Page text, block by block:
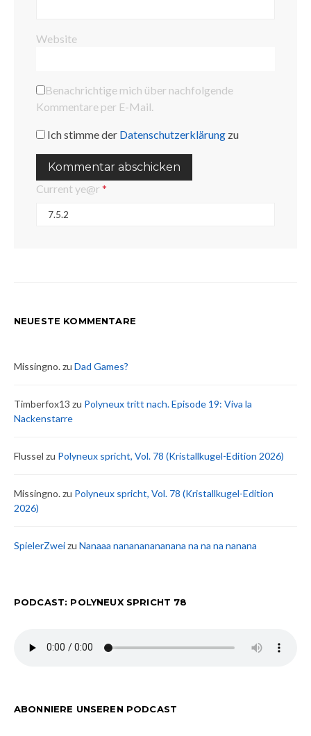
Website
Benachrichtige mich über nachfolgende
Kommentare per E-Mail.
Ich stimme der Datenschutzerklärung zu
Current ye@r *
NEUESTE KOMMENTARE
Missingno.zu Dad Games?
Timberfox13 zu Polyneux tritt nach. Episode 19: Viva la
Nackenstarre
Flussel zu Polyneux spricht, Vol. 78 (Kristallkugel-Edition 2026)
Missingno.zu Polyneux spricht, Vol. 78 (Kristallkugel-Edition
2026)
SpielerZweizu Nanaaa nanananananana na na na nanana
PODCAST: POLYNEUX SPRICHT 78
ABONNIERE UNSEREN PODCAST